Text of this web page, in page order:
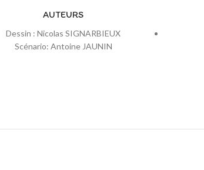
AUTEURS
Dessin : Nicolas SIGNARBIEUX
Scénario: Antoine JAUNIN